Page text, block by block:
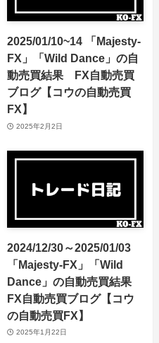
2025/01/10~14 「Majesty-
FX」「Wild Dance」の自
動売買結果 FX自動売買
ブログ【コウの自動売買
FX】
2025年2月2日
2024/12/30～2025/01/03
「Majesty-FX」「Wild
Dance」の自動売買結果
FX自動売買ブログ【コウ
の自動売買FX】
2025年1月22日